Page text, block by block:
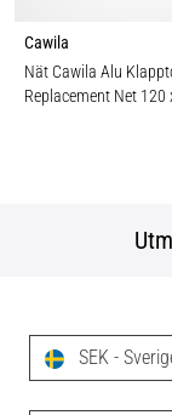
Cawila
Nät Cawila Alu
Replacement Net 120
SEK -